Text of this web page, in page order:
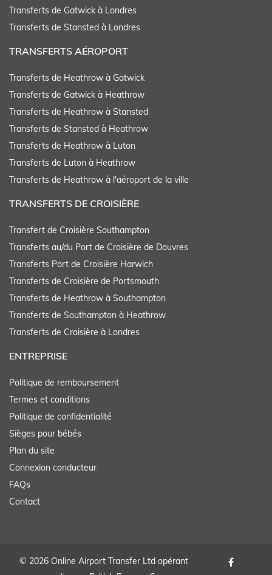
Transferts de Gatwick à Londres
Transferts de Stansted à Londres
TRANSFERTS AÉROPORT
Transferts de Heathrow à Gatwick
Transferts de Gatwick à Heathrow
Transferts de Heathrow à Stansted
Transferts de Stansted à Heathrow
Transferts de Heathrow à Luton
Transferts de Luton à Heathrow
Transferts de Heathrow à l'aéroport de la ville
TRANSFERTS DE CROISIÈRE
Transfert de Croisière Southampton
Transferts au/du Port de Croisière de Douvres
Transferts Port de Croisière Harwich
Transferts de Croisière de Portsmouth
Transferts de Heathrow à Southampton
Transferts de Southampton à Heathrow
Transferts de Croisière à Londres
ENTREPRISE
Politique de remboursement
Termes et conditions
Politique de confidentialité
Sièges pour bébés
Plan du site
Connexion conducteur
FAQs
Contact
© 2026 Online Airport Transfer Ltd opérant